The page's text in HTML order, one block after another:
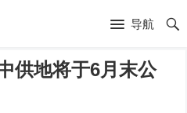
导航
供地将于6月末公